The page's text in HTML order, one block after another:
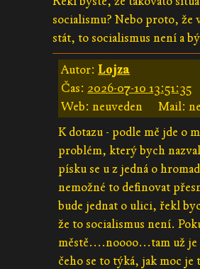
socialismu? Nebo proto, že
stát, to socialismus není a
Autor:Lojza
Čas: 2026-07-10 13:51:35
Web: neuveden
Mail:
K dotazu - podle mě jde o
problém, který bych
písku se u z jedná o
nemožné to definovat
bude jednat o ulici, řekl
že to socialismus není.
městě....noooo...tam už je
čeho se to týká, jak moc je